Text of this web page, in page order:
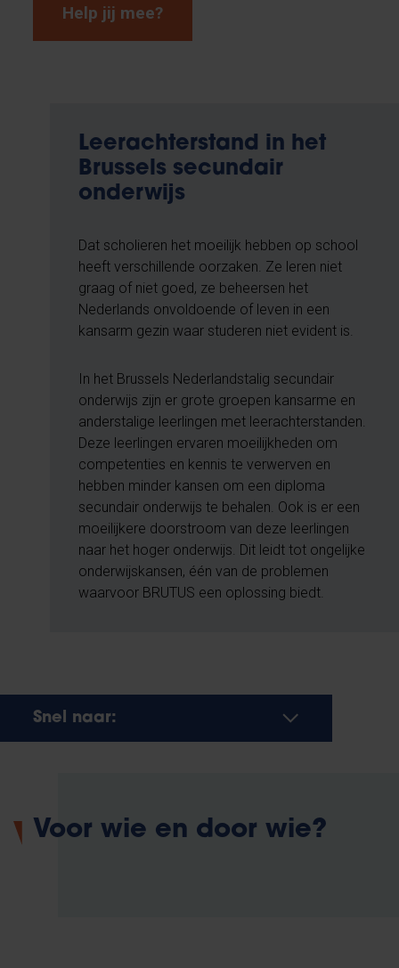
Help jij mee?
Leerachterstand in het
Brussels secundair
onderwijs
Dat scholieren het moeilijk hebben op school
heeft verschillende oorzaken. Ze leren niet
graag of niet goed, ze beheersen het
Nederlands onvoldoende of leven in een
kansarm gezin waar studeren niet evident is.
In het Brussels Nederlandstalig secundair
onderwijs zijn er grote groepen kansarme en
anderstalige leerlingen met leerachterstanden.
Deze leerlingen ervaren moeilijkheden om
competenties en kennis te verwerven en
hebben minder kansen om een diploma
secundair onderwijs te behalen. Ook is er een
moeilijkere doorstroom van deze leerlingen
naar het hoger onderwijs. Dit leidt tot ongelijke
onderwijskansen, één van de problemen
waarvoor BRUTUS een oplossing biedt.
Snel naar:
Voor wie en door wie?